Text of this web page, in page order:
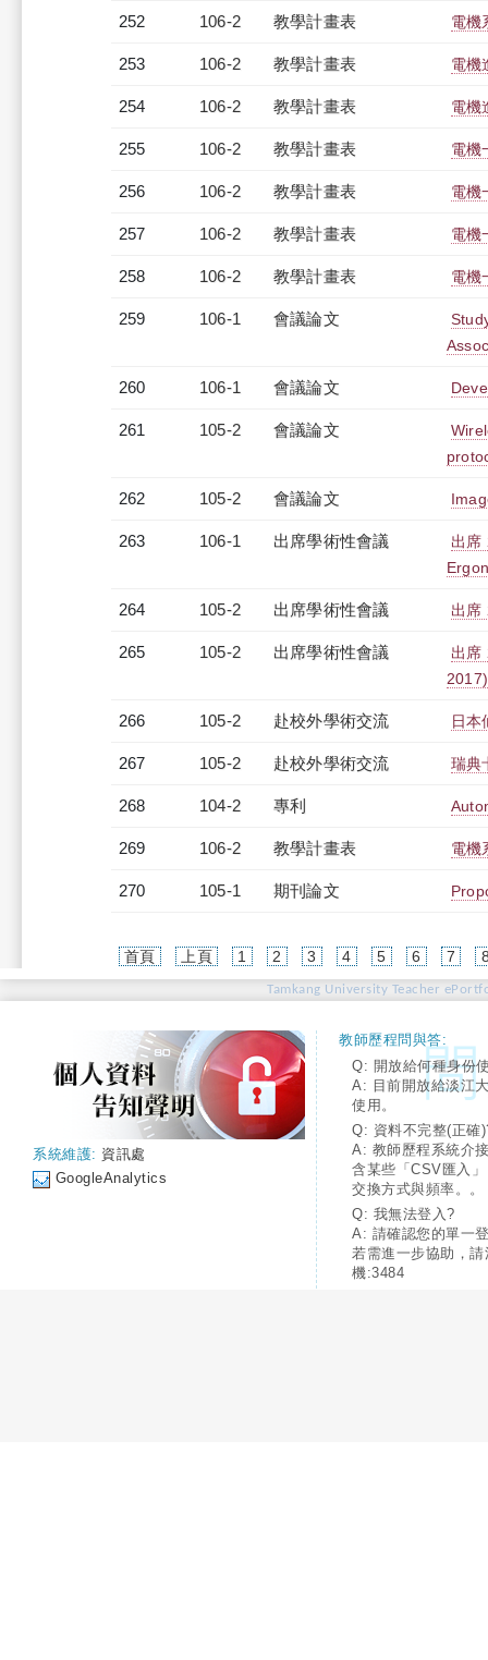
252 106-2 教學計畫表 電機
253 106-2 教學計畫表 電機
254 106-2 教學計畫表 電機
255 106-2 教學計畫表 電機
256 106-2 教學計畫表 電機
257 106-2 教學計畫表 電機
258 106-2 教學計畫表 電機
259 106-1 會議論文
260 106-1 會議論文
261 105-2 會議論文
262 105-2 會議論文
263 106-1 出席學術性會議
出席
264 105-2 出席學術性會議 出席
265 105-2 出席學術性會議
出席
2017)
266 105-2 赴校外學術交流 日本
267 105-2 赴校外學術交流 瑞典
268 104-2 專利
269 106-2 教學計畫表 電機
270 105-1 期刊論文
首頁 上頁 1 2 3 4 5 6 7
Tamkang University Teacher
系統維護: 資訊處
GoogleAnalytics
教師歷程問與答:
Q: 開放給何種身份
A: 目前開放給淡江
使用。
Q: 資料不完整(正確
A: 教師歷程系統介
含某些「CSV匯入
交換方式與頻率。。
Q: 我無法登入?
A: 請確認您的單一
若需進一步協助，
機:3484